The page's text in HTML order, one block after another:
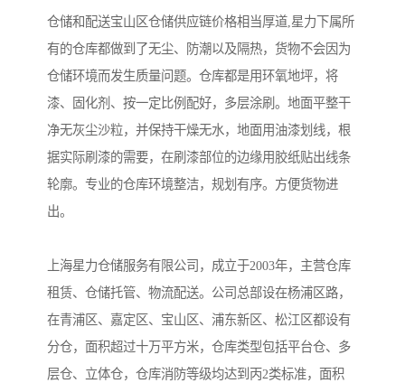
仓储和配送宝山区仓储供应链价格相当厚道,星力下属所
有的仓库都做到了无尘、防潮以及隔热，货物不会因为
仓储环境而发生质量问题。仓库都是用环氧地坪，将
漆、固化剂、按一定比例配好，多层涂刷。地面平整干
净无灰尘沙粒，并保持干燥无水，地面用油漆划线，根
据实际刷漆的需要，在刷漆部位的边缘用胶纸贴出线条
轮廓。专业的仓库环境整洁，规划有序。方便货物进
出。
上海星力仓储服务有限公司，成立于2003年，主营仓库
租赁、仓储托管、物流配送。公司总部设在杨浦区路，
在青浦区、嘉定区、宝山区、浦东新区、松江区都设有
分仓，面积超过十万平方米，仓库类型包括平台仓、多
层仓、立体仓，仓库消防等级均达到丙2类标准，面积